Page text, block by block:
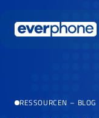
RESSOURCEN – BLOG